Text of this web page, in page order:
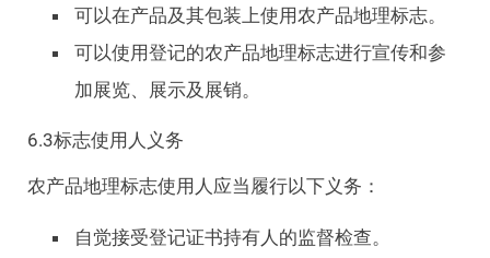
可以在产品及其包装上使用农产品地理标志。
可以使用登记的农产品地理标志进行宣传和参
加展览、展示及展销。
6.3标志使用人义务
农产品地理标志使用人应当履行以下义务：
自觉接受登记证书持有人的监督检查。